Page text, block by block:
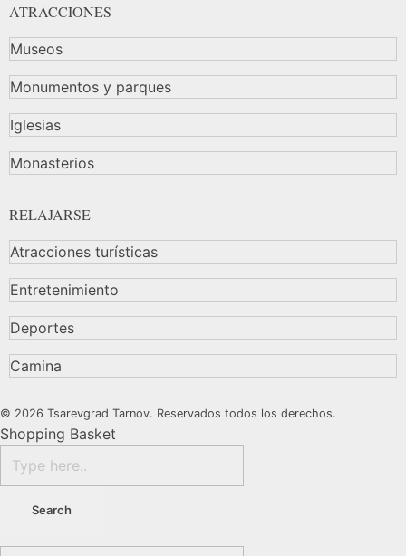
ATRACCIONES
Museos
Monumentos y parques
Iglesias
Monasterios
RELAJARSE
Atracciones turísticas
Entretenimiento
Deportes
Camina
© 2026 Tsarevgrad Tarnov. Reservados todos los derechos.
Shopping Basket